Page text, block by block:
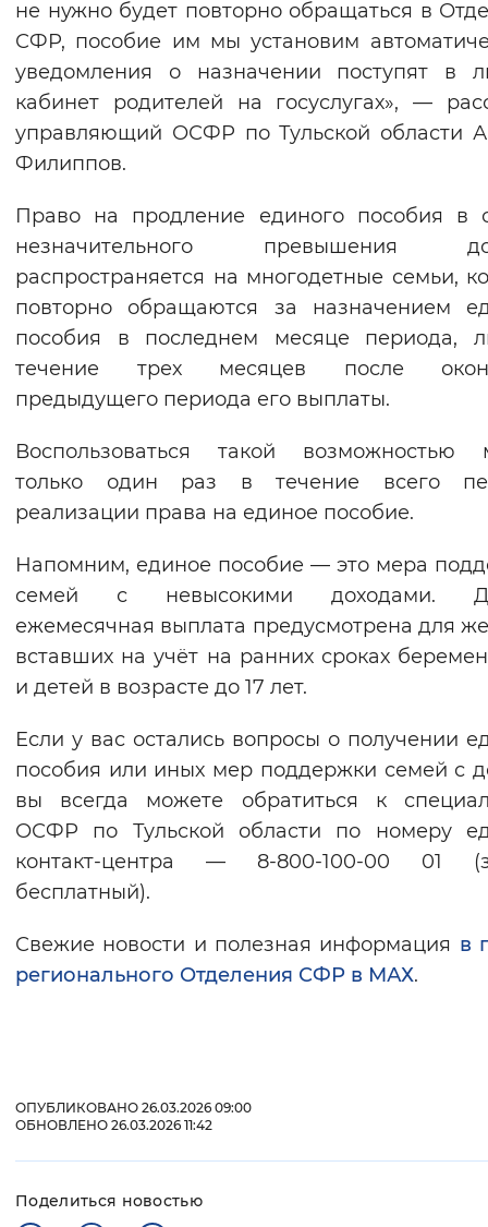
не нужно будет повторно обращаться в
СФР, пособие им мы установим
уведомления о назначении поступят в
кабинет родителей на госуслугах», —
управляющий ОСФР по Тульской области
Филиппов.
Право на продление единого пособия в
незначительного превышения
распространяется на многодетные семьи,
повторно обращаются за назначением
пособия в последнем месяце периода,
течение трех месяцев после
предыдущего периода его выплаты.
Воспользоваться такой возможностью
только один раз в течение всего
реализации права на единое пособие.
Напомним, единое пособие — это мера
семей с невысокими доходами.
ежемесячная выплата предусмотрена для
вставших на учёт на ранних сроках
и детей в возрасте до 17 лет.
Если у вас остались вопросы о получении
пособия или иных мер поддержки семей с
вы всегда можете обратиться к
ОСФР по Тульской области по номеру
контакт-центра — 8-800-100-00 01
бесплатный).
Свежие новости и полезная информация в
регионального Отделения СФР в МАХ.
ОПУБЛИКОВАНО 26.03.2026 09:00
ОБНОВЛЕНО 26.03.2026 11:42
Поделиться новостью